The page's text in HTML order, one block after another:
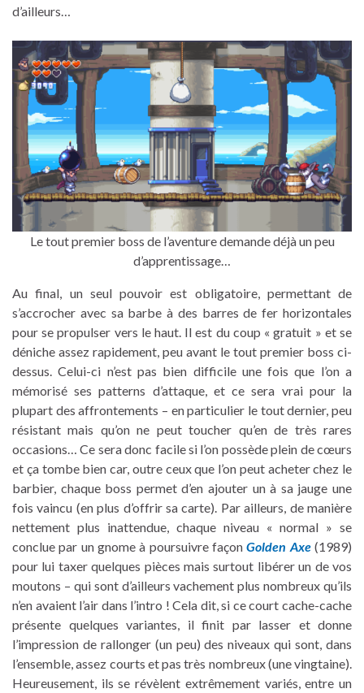
d’ailleurs…
Le tout premier boss de l’aventure demande déjà un peu
d’apprentissage…
Au final, un seul pouvoir est obligatoire, permettant de
s’accrocher avec sa barbe à des barres de fer horizontales
pour se propulser vers le haut. Il est du coup « gratuit » et se
déniche assez rapidement, peu avant le tout premier boss ci-
dessus. Celui-ci n’est pas bien difficile une fois que l’on a
mémorisé ses patterns d’attaque, et ce sera vrai pour la
plupart des affrontements – en particulier le tout dernier, peu
résistant mais qu’on ne peut toucher qu’en de très rares
occasions… Ce sera donc facile si l’on possède plein de cœurs
et ça tombe bien car, outre ceux que l’on peut acheter chez le
barbier, chaque boss permet d’en ajouter un à sa jauge une
fois vaincu (en plus d’offrir sa carte). Par ailleurs, de manière
nettement plus inattendue, chaque niveau « normal » se
conclue par un gnome à poursuivre façonGolden Axe(1989)
pour lui taxer quelques pièces mais surtout libérer un de vos
moutons – qui sont d’ailleurs vachement plus nombreux qu’ils
n’en avaient l’air dans l’intro ! Cela dit, si ce court cache-cache
présente quelques variantes, il finit par lasser et donne
l’impression de rallonger (un peu) des niveaux qui sont, dans
l’ensemble, assez courts et pas très nombreux (une vingtaine).
Heureusement, ils se révèlent extrêmement variés, entre un